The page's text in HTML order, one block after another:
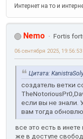
Интернет на то и
Nemo Fortis
06 сентября 2025, 19:56:53
Цитата:
создатель ветки
если вы не знали.
вам тогда
все это есть в
же в доступе